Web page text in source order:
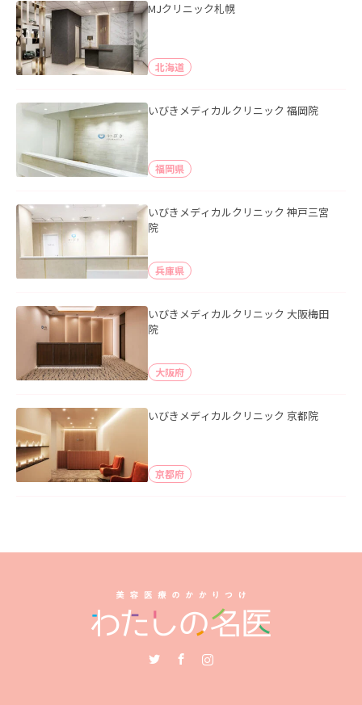
MJクリニック札幌
北海道
いびきメディカルクリニック 福岡院
福岡県
いびきメディカルクリニック 神戸三宮
院
兵庫県
いびきメディカルクリニック 大阪梅田
院
大阪府
いびきメディカルクリニック 京都院
京都府